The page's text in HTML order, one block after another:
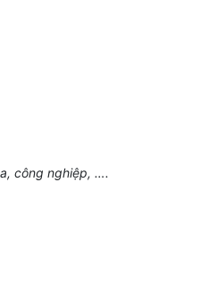
công nghiệp, ….